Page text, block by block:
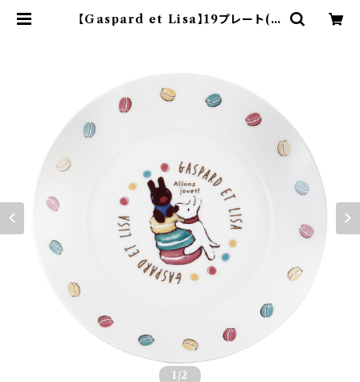
【Gaspard et Lisa】19プレート(マ
1 /2